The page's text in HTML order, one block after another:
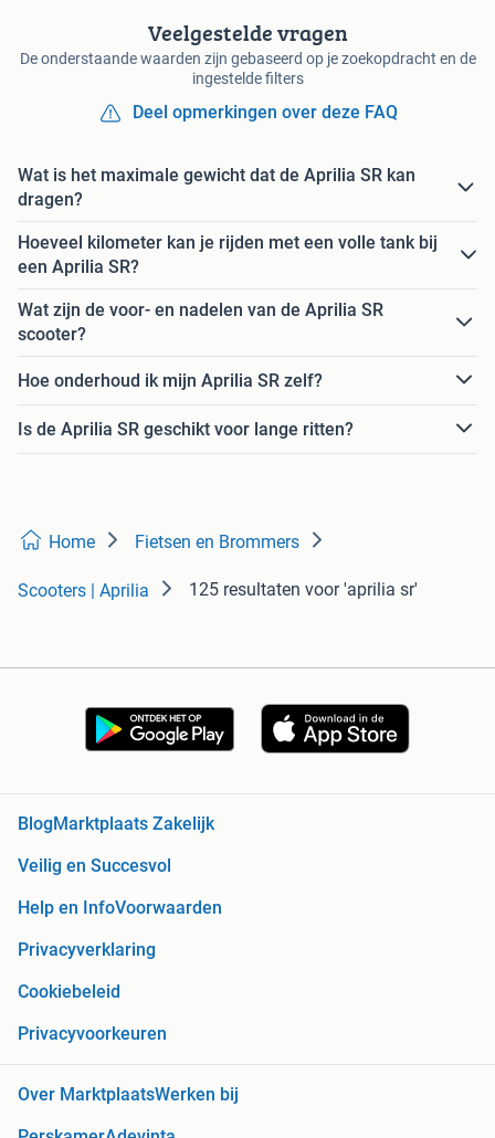
Veelgestelde vragen
De onderstaande waarden zijn gebaseerd op je zoekopdracht en de
ingestelde filters
Deel opmerkingen over deze FAQ
Wat is het maximale gewicht dat de Aprilia SR kan
dragen?
Hoeveel kilometer kan je rijden met een volle tank bij
een Aprilia SR?
Wat zijn de voor- en nadelen van de Aprilia SR
scooter?
Hoe onderhoud ik mijn Aprilia SR zelf?
Is de Aprilia SR geschikt voor lange ritten?
Home Fietsen en Brommers
Scooters | Aprilia 125 resultaten voor 'aprilia sr'
Blog Marktplaats Zakelijk
Veilig en Succesvol
Help en InfoVoorwaarden
Privacyverklaring
Cookiebeleid
Privacyvoorkeuren
Over MarktplaatsWerken bij